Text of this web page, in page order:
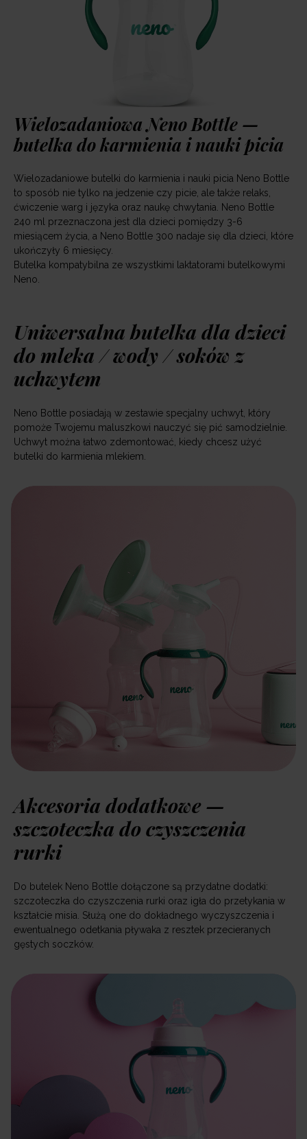
Wielozadaniowa Neno Bottle —
butelka do karmienia i nauki picia
Wielozadaniowe butelki do karmienia i nauki picia Neno Bottle
to sposób nie tylko na jedzenie czy picie, ale także relaks,
ćwiczenie warg i języka oraz naukę chwytania. Neno Bottle
240 ml przeznaczona jest dla dzieci pomiędzy 3-6
miesiącem życia, a Neno Bottle 300 nadaje się dla dzieci, które
ukończyły 6 miesięcy.
Butelka kompatybilna ze wszystkimi laktatorami butelkowymi
Neno.
Uniwersalna butelka dla dzieci
do mleka / wody / soków z
uchwytem
Neno Bottle posiadają w zestawie specjalny uchwyt, który
pomoże Twojemu maluszkowi nauczyć się pić samodzielnie.
Uchwyt można łatwo zdemontować, kiedy chcesz użyć
butelki do karmienia mlekiem.
Akcesoria dodatkowe —
szczoteczka do czyszczenia
rurki
Do butelek Neno Bottle dołączone są przydatne dodatki:
szczoteczka do czyszczenia rurki oraz igła do przetykania w
kształcie misia. Służą one do dokładnego wyczyszczenia i
ewentualnego odetkania pływaka z resztek przecieranych
gęstych soczków.